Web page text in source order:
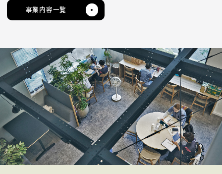
事業内容一覧